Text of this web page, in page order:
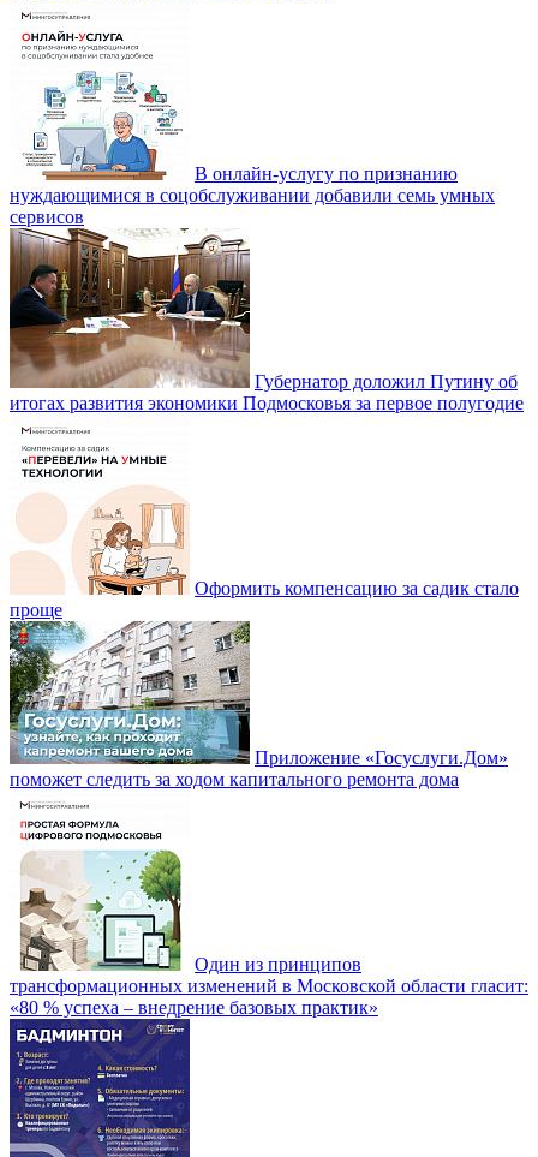
В онлайн-услугу по признанию
нуждающимися в соцобслуживании добавили семь умных
сервисов
Губернатор доложил Путину об
итогах развития экономики Подмосковья за первое полугодие
Оформить компенсацию за садик стало
проще
Приложение «Госуслуги.Дом»
поможет следить за ходом капитального ремонта дома
Один из принципов
трансформационных изменений в Московской области гласит:
«80 % успеха – внедрение базовых практик»